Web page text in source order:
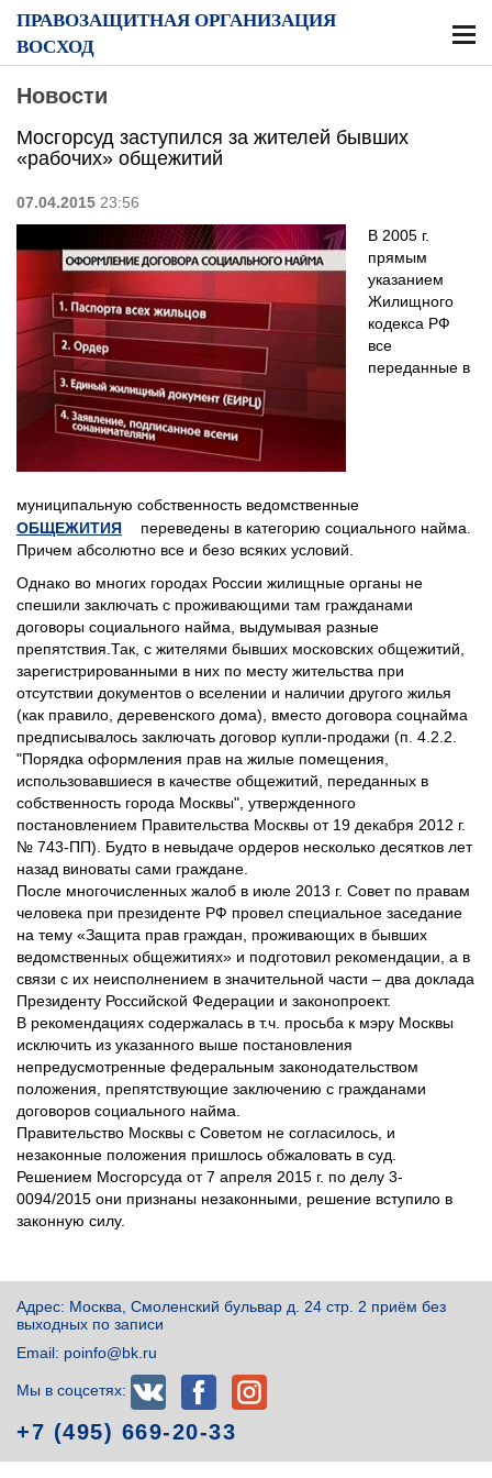
ПРАВОЗАЩИТНАЯ ОРГАНИЗАЦИЯ
ВОСХОД
Новости
Мосгорсуд заступился за жителей бывших
«рабочих» общежитий
07.04.2015 23:56
В 2005 г.
прямым
указанием
Жилищного
кодекса РФ
все
переданные в
муниципальную собственность ведомственные
ОБЩЕЖИТИЯ
переведены в категорию социального найма.
Причем абсолютно все и безо всяких условий.
Однако во многих городах России жилищные органы не
спешили заключать с проживающими там гражданами
договоры социального найма, выдумывая разные
препятствия.Так, с жителями бывших московских общежитий,
зарегистрированными в них по месту жительства при
отсутствии документов о вселении и наличии другого жилья
(как правило, деревенского дома), вместо договора соцнайма
предписывалось заключать договор купли-продажи (п. 4.2.2.
"Порядка оформления прав на жилые помещения,
использовавшиеся в качестве общежитий, переданных в
собственность города Москвы", утвержденного
постановлением Правительства Москвы от 19 декабря 2012 г.
№ 743-ПП). Будто в невыдаче ордеров несколько десятков лет
назад виноваты сами граждане.
После многочисленных жалоб в июле 2013 г. Совет по правам
человека при президенте РФ провел специальное заседание
на тему «Защита прав граждан, проживающих в бывших
ведомственных общежитиях» и подготовил рекомендации, а в
связи с их неисполнением в значительной части – два доклада
Президенту Российской Федерации и законопроект.
В рекомендациях содержалась в т.ч. просьба к мэру Москвы
исключить из указанного выше постановления
непредусмотренные федеральным законодательством
положения, препятствующие заключению с гражданами
договоров социального найма.
Правительство Москвы с Советом не согласилось, и
незаконные положения пришлось обжаловать в суд.
Решением Мосгорсуда от 7 апреля 2015 г. по делу 3-
0094/2015 они признаны незаконными, решение вступило в
законную силу.
Адрес: Москва, Смоленский бульвар д. 24 стр. 2 приём без
выходных по записи
Email: poinfo@bk.ru
Мы в соцсетях:
+7 (495) 669-20-33